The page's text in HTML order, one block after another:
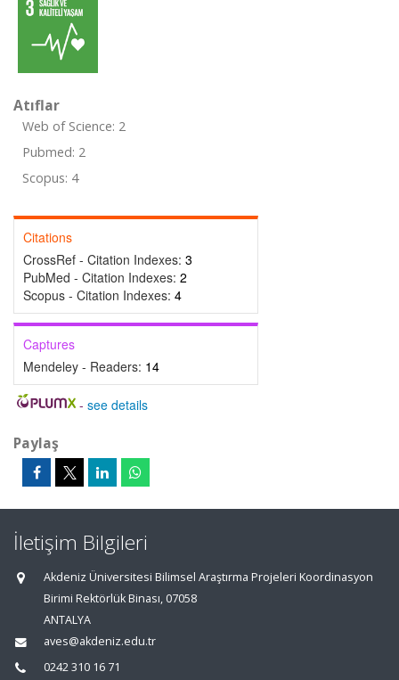
Atıflar
Web of Science: 2
Pubmed: 2
Scopus: 4
Citations
CrossRef - Citation Indexes: 3
PubMed - Citation Indexes: 2
Scopus - Citation Indexes: 4
Captures
Mendeley - Readers: 14
- see details
Paylaş
İletişim Bilgileri
Akdeniz Üniversitesi Bilimsel Araştırma Projeleri Koordinasyon
Birimi Rektörlük Binası, 07058
ANTALYA
aves@akdeniz.edu.tr
0242 310 16 71